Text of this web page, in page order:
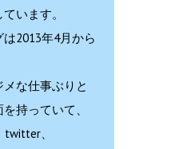
います。
2013年4月から
メな仕事ぶりと
持っていて、
twitter、